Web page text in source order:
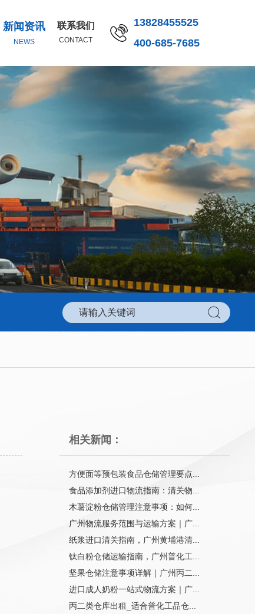
新闻资讯
NEWS
联系我们
CONTACT
13828455525
400-685-7685
相关新闻：
方便面等预包装食品仓储管理要点...
食品添加剂进口物流指南：清关物...
木薯淀粉仓储管理注意事项：如何...
广州物流服务范围与运输方案｜广...
纸浆进口清关指南，广州黄埔港清...
钛白粉仓储运输指南，广州普化工...
坚果仓储注意事项详解｜广州丙二...
进口成人奶粉一站式物流方案｜广...
丙二类仓库出租_适合普化工品仓...